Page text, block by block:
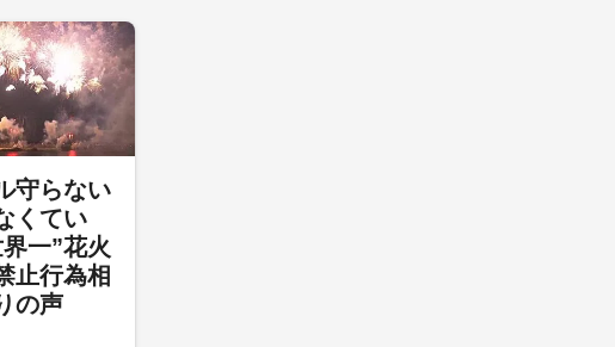
守らない
くてい
一”花火
止行為相
の声